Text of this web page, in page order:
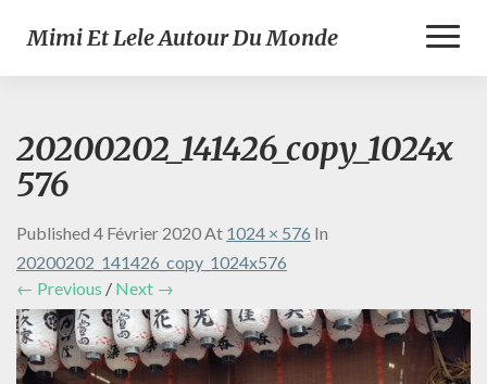
Mimi Et Lele Autour Du Monde
20200202_141426_copy_1024x
576
Published 4 Février 2020At 1024 × 576 In
20200202_141426_copy_1024x576
← Previous / Next →